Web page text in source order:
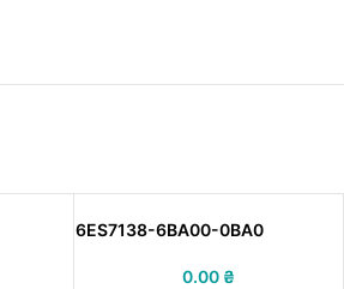
6ES7138-6BA00-0BA0
0.00 ₴